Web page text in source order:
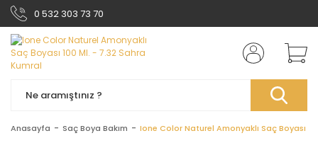
0 532 303 73 70
Anasayfa Saç Boya Bakım Ione Color Naturel Amonyaklı Saç Boyası